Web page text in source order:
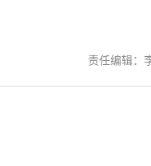
责任编辑：